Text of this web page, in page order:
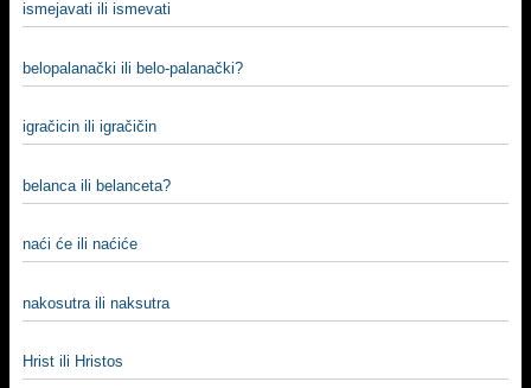
ismejavati ili ismevati
belopalanački ili belo-palanački?
igračicin ili igračičin
belanca ili belanceta?
naći će ili naćiće
nakosutra ili naksutra
Hrist ili Hristos